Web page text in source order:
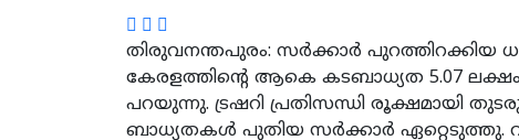
തിരുവനന്തപുരം: സര്‍ക്കാര്‍
കേരളത്തിന്റെ ആകെ കടബാധ്യത 5.07
പറയുന്നു. ട്രഷറി പ്രതിസന്ധി രൂക്ഷമായി
ബാധ്യതകള്‍ പുതിയ സര്‍ക്കാര്‍ ഏറ്റെടുത്തു.